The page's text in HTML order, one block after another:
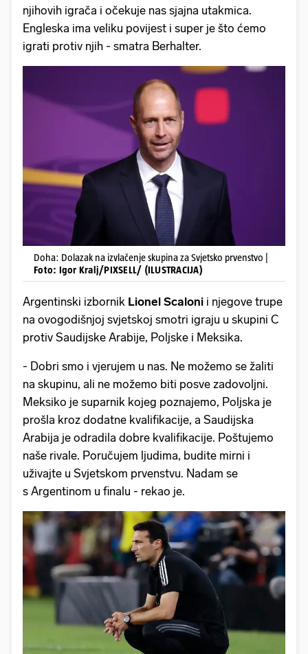
njihovih igrača i očekuje nas sjajna utakmica.
Engleska ima veliku povijest i super je što ćemo
igrati protiv njih - smatra Berhalter.
Doha: Dolazak na izvlačenje skupina za Svjetsko prvenstvo |
Foto: Igor Kralj/PIXSELL/ (ILUSTRACIJA)
Argentinski izbornik Lionel Scaloni i njegove trupe
na ovogodišnjoj svjetskoj smotri igraju u skupini C
protiv Saudijske Arabije, Poljske i Meksika.
- Dobri smo i vjerujem u nas. Ne možemo se žaliti
na skupinu, ali ne možemo biti posve zadovoljni.
Meksiko je suparnik kojeg poznajemo, Poljska je
prošla kroz dodatne kvalifikacije, a Saudijska
Arabija je odradila dobre kvalifikacije. Poštujemo
naše rivale. Poručujem ljudima, budite mirni i
uživajte u Svjetskom prvenstvu. Nadam se
s Argentinom u finalu - rekao je.